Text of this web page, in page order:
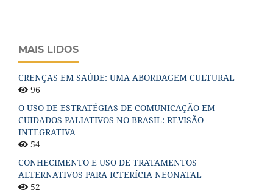
MAIS LIDOS
CRENÇAS EM SAÚDE: UMA ABORDAGEM CULTURAL
96
O USO DE ESTRATÉGIAS DE COMUNICAÇÃO EM
CUIDADOS PALIATIVOS NO BRASIL: REVISÃO
INTEGRATIVA
54
CONHECIMENTO E USO DE TRATAMENTOS
ALTERNATIVOS PARA ICTERÍCIA NEONATAL
52